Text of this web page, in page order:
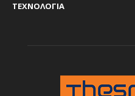
ΤΕΧΝΟΛΟΓΙΑ